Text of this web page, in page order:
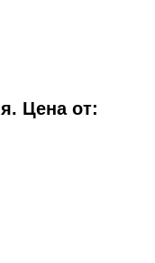
Цена от: